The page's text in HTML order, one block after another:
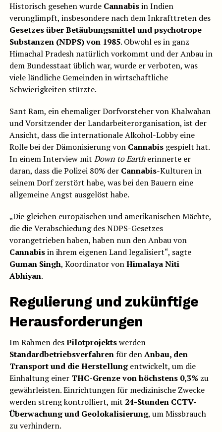
Historisch gesehen wurde Cannabisin Indien
verunglimpft, insbesondere nach dem Inkrafttreten des
Gesetzes über Betäubungsmittel und psychotrope
Substanzen (NDPS) von 1985. Obwohl es in ganz
Himachal Pradesh natürlich vorkommt und der Anbau in
dem Bundesstaat üblich war, wurde er verboten, was
viele ländliche Gemeinden in wirtschaftliche
Schwierigkeiten stürzte.
Sant Ram, ein ehemaliger Dorfvorsteher von Khalwahan
und Vorsitzender der Landarbeiterorganisation, ist der
Ansicht, dass die internationale Alkohol-Lobby eine
Rolle bei der Dämonisierung von Cannabisgespielt hat.
In einem Interview mit Down to Eartherinnerte er
daran, dass die Polizei 80% der Cannabis-Kulturen in
seinem Dorf zerstört habe, was bei den Bauern eine
allgemeine Angst ausgelöst habe.
„Die gleichen europäischen und amerikanischen Mächte,
die die Verabschiedung des NDPS-Gesetzes
vorangetrieben haben, haben nun den Anbau von
Cannabisin ihrem eigenen Land legalisiert“, sagte
Guman Singh, Koordinator vonHimalaya Niti
Abhiyan.
Regulierung und zukünftige
Herausforderungen
Im Rahmen desPilotprojektswerden
Standardbetriebsverfahrenfür denAnbau, den
Transport und die Herstellungentwickelt, um die
Einhaltung einer THC-Grenze von höchstens 0,3%zu
gewährleisten. Einrichtungen für medizinische Zwecke
werden streng kontrolliert, mit 24-Stunden CCTV-
Überwachung und Geolokalisierung, um Missbrauch
zu verhindern.